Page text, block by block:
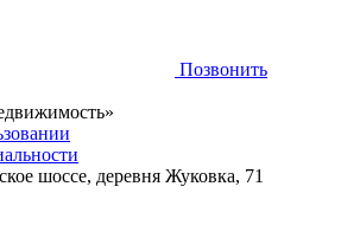
Позвонить
шоссе, деревня Жуковка, 71